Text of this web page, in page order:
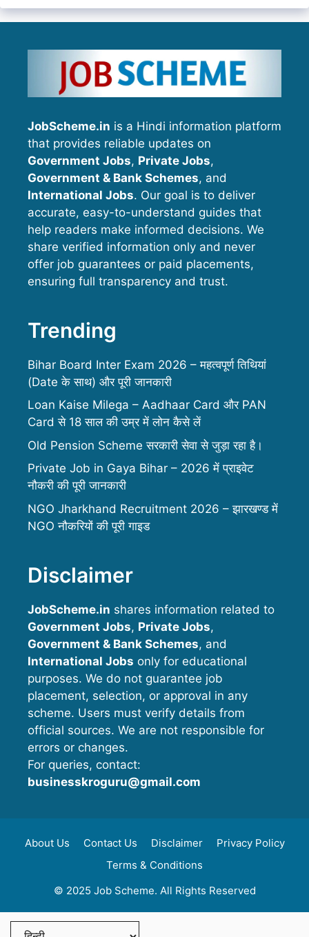
JobScheme.in is a Hindi information platform
that provides reliable updates on
Government Jobs, Private Jobs,
Government & Bank Schemes, and
International Jobs. Our goal is to deliver
accurate, easy-to-understand guides that
help readers make informed decisions. We
share verified information only and never
offer job guarantees or paid placements,
ensuring full transparency and trust.
Trending
Bihar Board Inter Exam 2026 – महत्वपूर्ण तिथियां
(Date के साथ) और पूरी जानकारी
Loan Kaise Milega – Aadhaar Card और PAN
Card से 18 साल की उम्र में लोन कैसे लें
Old Pension Scheme सरकारी सेवा से जुड़ा रहा है।
Private Job in Gaya Bihar – 2026 में प्राइवेट
नौकरी की पूरी जानकारी
NGO Jharkhand Recruitment 2026 – झारखण्ड में
NGO नौकरियों की पूरी गाइड
Disclaimer
JobScheme.in shares information related to
Government Jobs, Private Jobs,
Government & Bank Schemes, and
International Jobs only for educational
purposes. We do not guarantee job
placement, selection, or approval in any
scheme. Users must verify details from
official sources. We are not responsible for
errors or changes.
For queries, contact:
businesskroguru@gmail.com
About Us Contact Us Disclaimer
Privacy Policy
Terms & Conditions
© 2025 Job Scheme. All Rights Reserved